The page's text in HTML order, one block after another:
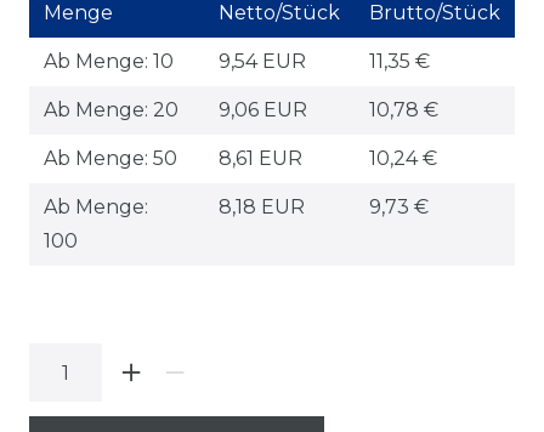
Menge Netto/Stück Brutto/Stück
Ab Menge: 10 9,54 EUR 11,35 €
Ab Menge: 20 9,06 EUR 10,78 €
Ab Menge: 50 8,61 EUR 10,24 €
Ab Menge:
100
8,18 EUR 9,73 €